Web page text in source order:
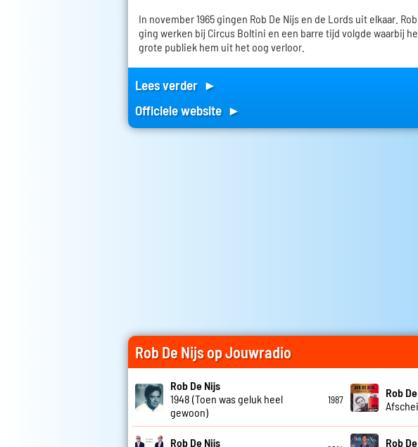
In november 1965 gingen Rob De Nijs en de Lords uit elkaar. Rob
ging werken bij Circus Boltini en een barre tijd volgde waarbij
grote publiek hem uit het oog verloor.
Lees verder ►
Officiele website ►
Rob De Nijs op Jouwradio
Rob De Nijs
1948 (Toen was geluk heel
gewoon)
1987
Rob
Rob De Nijs
Rob